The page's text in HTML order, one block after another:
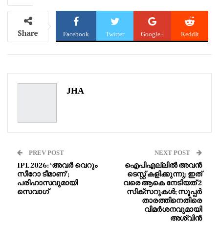
Share Facebook Twitter Google+ ReddIt
JHA
PREV POST
IPL 2026: ‘അവർ വെറും
സീറോ ടീമാണ്’;
പരിഹാസവുമായി
സെവാഗ്
NEXT POST
ഐപിഎല്ലിൽ അവൻ
ടെസ്റ്റ് കളിക്കുന്നു; ഇത്
വരെ ആകെ നേടിയത് 2
സിക്‌സറുകൾ; സൂപ്പർ
താരത്തിനെതിരെ
വിമർശനവുമായി
അശ്വിൻ